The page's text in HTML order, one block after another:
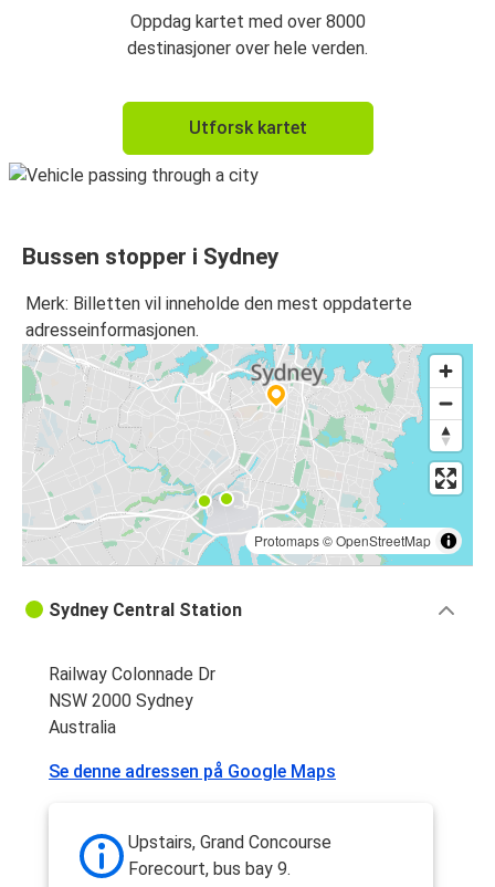
Gold Coast
Sydney
Sydney
Canberra
Oppdag kartet med over 8000
destinasjoner over hele verden.
Utforsk kartet
Bussen stopper i Sydney
Merk: Billetten vil inneholde den mest oppdaterte
adresseinformasjonen.
Protomaps©OpenStreetMap
Sydney Central Station
Railway Colonnade Dr
NSW 2000 Sydney
Australia
Se denne adressen på Google Maps
Upstairs, Grand Concourse
Forecourt, bus bay 9.